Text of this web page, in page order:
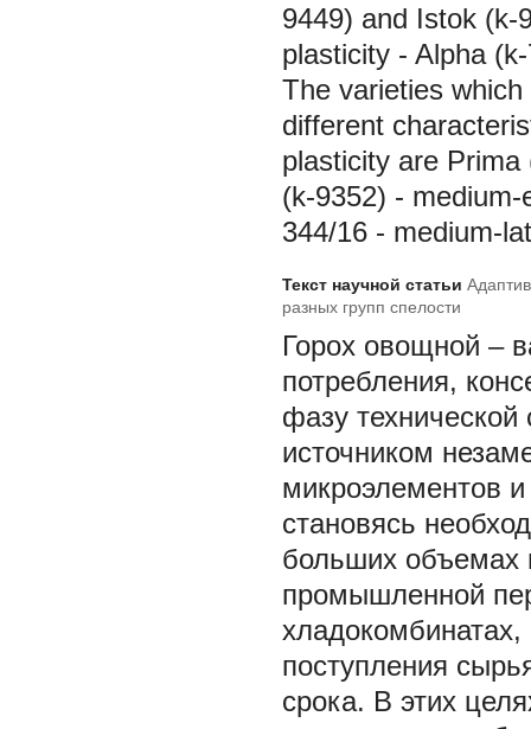
9449) and Istok (k-
plasticity - Alpha
The varieties
different
plasticity are
(k-9352) -
344/16 - medium-
Текст научной статьи
разных групп спелости
Горох овощной –
потребления,
фазу технической
источником
микроэлементов
становясь
больших объемах
промышленной
поступления
срока. В этих